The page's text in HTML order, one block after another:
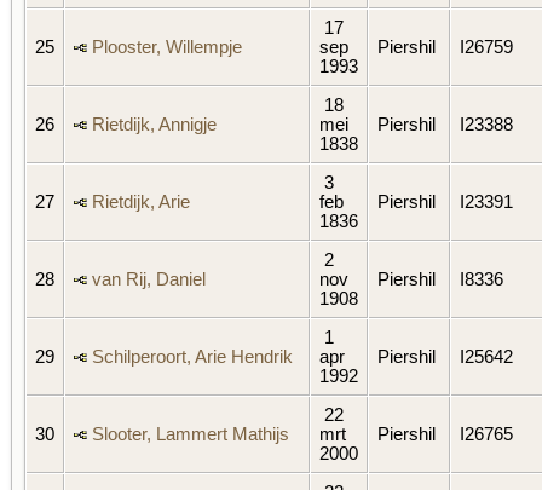
25 Plooster, Willempje
17
sep
1993
Piershil I26759
26 Rietdijk, Annigje
18
mei
1838
Piershil I23388
27 Rietdijk, Arie
3
feb
1836
Piershil I23391
28 van Rij, Daniel
2
nov
1908
Piershil I8336
29 Schilperoort, Arie Hendrik
1
apr
1992
Piershil I25642
30 Slooter, Lammert Mathijs
22
mrt
2000
Piershil I26765